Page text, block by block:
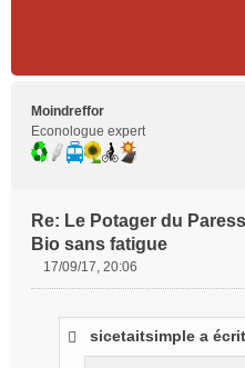
Moindreffor
Econologue expert
Re: Le Potager du
Bio sans fatigue
17/09/17, 20:06
sicetaitsimple a